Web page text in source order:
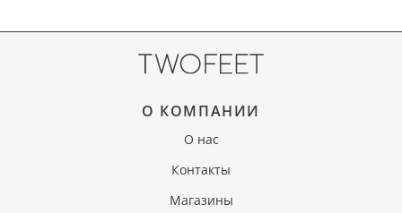
О КОМПАНИИ
О нас
Контакты
Магазины